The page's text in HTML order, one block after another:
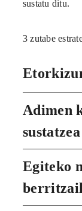
sustatu ditu.
3 zutabe
Adimen
sustatzea
Egiteko